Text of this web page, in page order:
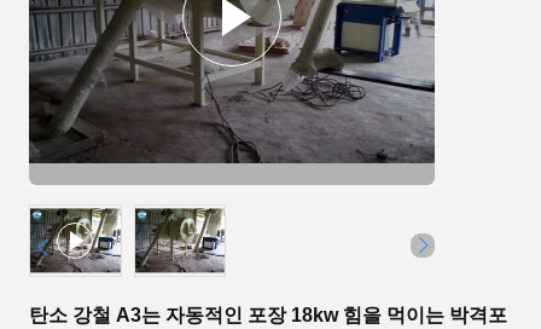
탄소 강철 A3는 자동적인 포장 18kw 힘을 먹이는 박격포